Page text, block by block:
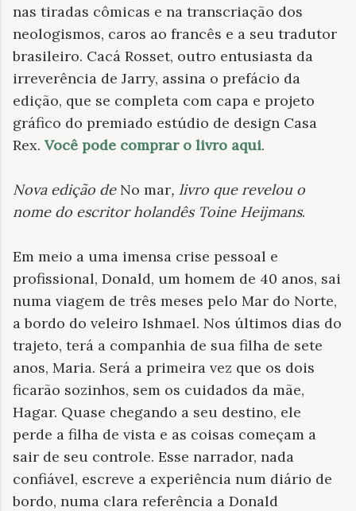
nas tiradas cômicas e na transcriação dos
neologismos, caros ao francês e a seu tradutor
brasileiro. Cacá Rosset, outro entusiasta da
irreverência de Jarry, assina o prefácio da
edição, que se completa com capa e projeto
gráfico do premiado estúdio de design Casa
Rex. Você pode comprar o livro aqui.
Nova edição deNo mar, livro que revelou o
nome do escritor holandês Toine Heijmans.
Em meio a uma imensa crise pessoal e
profissional, Donald, um homem de 40 anos, sai
numa viagem de três meses pelo Mar do Norte,
a bordo do veleiro Ishmael. Nos últimos dias do
trajeto, terá a companhia de sua filha de sete
anos, Maria. Será a primeira vez que os dois
ficarão sozinhos, sem os cuidados da mãe,
Hagar. Quase chegando a seu destino, ele
perde a filha de vista e as coisas começam a
sair de seu controle. Esse narrador, nada
confiável, escreve a experiência num diário de
bordo, numa clara referência a Donald